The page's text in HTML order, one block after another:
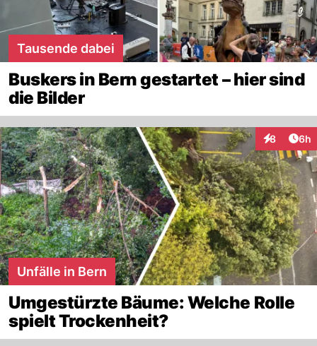
Tausende dabei
Buskers in Bern gestartet – hier sind
die Bilder
8 6h
Unfälle in Bern
Umgestürzte Bäume: Welche Rolle
spielt Trockenheit?